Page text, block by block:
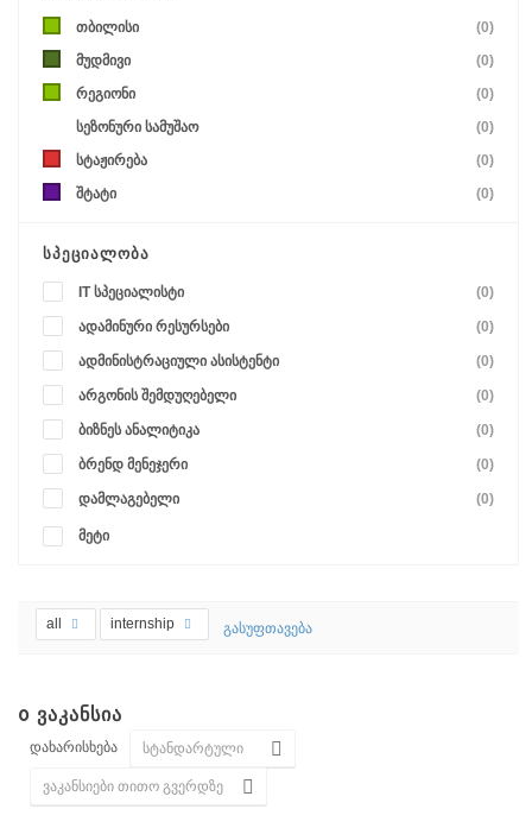
თბილისი
(0)
მუდმივი
(0)
რეგიონი
(0)
სეზონური სამუშაო
(0)
სტაჟირება
(0)
შტატი
(0)
ᲡᲞᲔᲪᲘᲐᲚᲝᲑᲐ
IT სპეციალისტი (0)
ადამინური რესურსები (0)
ადმინისტრაციული ასისტენტი (0)
არგონის შემდუღებელი (0)
ბიზნეს ანალიტიკა (0)
ბრენდ მენეჯერი (0)
დამლაგებელი (0)
მეტი
all internship გასუფთავება
0 ᲕᲐᲙᲐᲜᲡᲘᲐ
დახარისხება